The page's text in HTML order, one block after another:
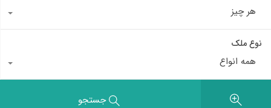
هر چیز
نوع ملک
همه انواع
جستجو